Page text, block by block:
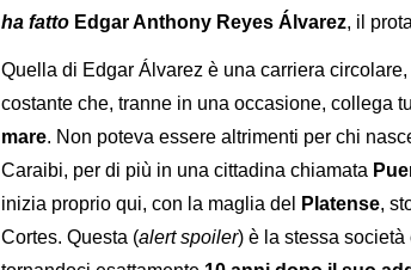
ha fatto Edgar Anthony Reyes Álvarez, il
Quella di Edgar Álvarez è una carriera
costante che, tranne in una occasione, collega
mare. Non poteva essere altrimenti per chi
Caraibi, per di più in una cittadina chiamata
inizia proprio qui, con la maglia del
Platense,
Cortes. Questa (alert spoiler) è la stessa